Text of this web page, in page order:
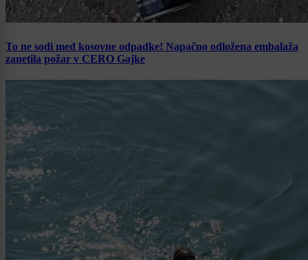
To ne sodi med kosovne odpadke! Napačno odložena embalaža
zanetila požar v CERO Gajke